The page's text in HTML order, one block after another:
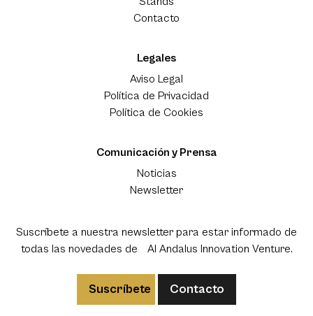
Contacto
Legales
Aviso Legal
Política de Privacidad
Política de Cookies
Comunicación y Prensa
Noticias
Newsletter
Suscríbete a nuestra newsletter para estar informado de
todas las novedades de Al Andalus Innovation Venture.
Suscríbete Contacto